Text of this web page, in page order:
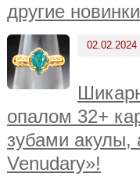
другие
02.02.2024
опалом 32+
зубами акулы,
Venudary»!